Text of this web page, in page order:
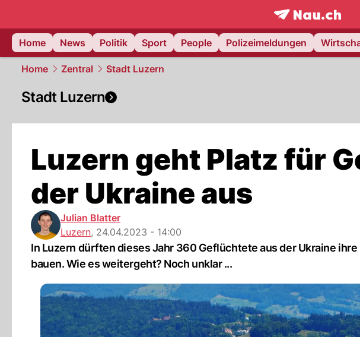
frontpage.NAU.ch
Home
News Politik Sport People Polizeimeldungen
Home Zentral Stadt Luzern
Stadt Luzern
Luzern geht Platz für
der Ukraine aus
Julian Blatter
Luzern, 24.04.2023 - 14:00
In Luzern dürften dieses Jahr 360 Geflüchtete aus der Ukraine
bauen. Wie es weitergeht? Noch unklar ...